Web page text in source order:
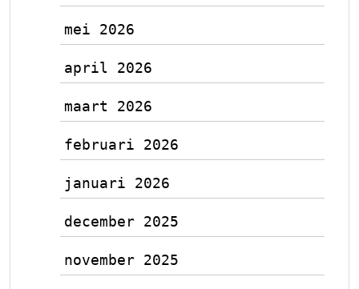
mei 2026
april 2026
maart 2026
februari 2026
januari 2026
december 2025
november 2025